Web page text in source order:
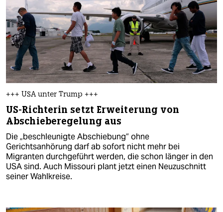
+++ USA unter Trump +++
US-Richterin setzt Erweiterung von
Abschieberegelung aus
Die „beschleunigte Abschiebung“ ohne
Gerichtsanhörung darf ab sofort nicht mehr bei
Migranten durchgeführt werden, die schon länger in den
USA sind. Auch Missouri plant jetzt einen Neuzuschnitt
seiner Wahlkreise.